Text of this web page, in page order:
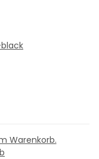
Warenkorb.